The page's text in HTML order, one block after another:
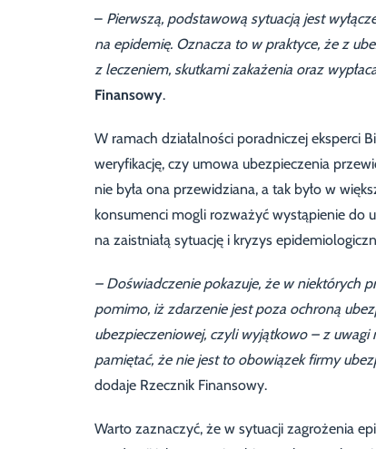
– Pierwszą, podstawową sytuacją jest
na epidemię. Oznacza to w praktyce, że z
z leczeniem, skutkami zakażenia oraz
Finansowy.
W ramach działalności poradniczej eksperci
weryfikację, czy umowa ubezpieczenia
nie była ona przewidziana, a tak było w
konsumenci mogli rozważyć wystąpienie do
na zaistniałą sytuację i kryzys
– Doświadczenie pokazuje, że w niektórych
pomimo, iż zdarzenie jest poza ochroną
ubezpieczeniowej, czyli wyjątkowo – z
pamiętać, że nie jest to obowiązek firmy
dodaje Rzecznik Finansowy.
Warto zaznaczyć, że w sytuacji zagrożenia